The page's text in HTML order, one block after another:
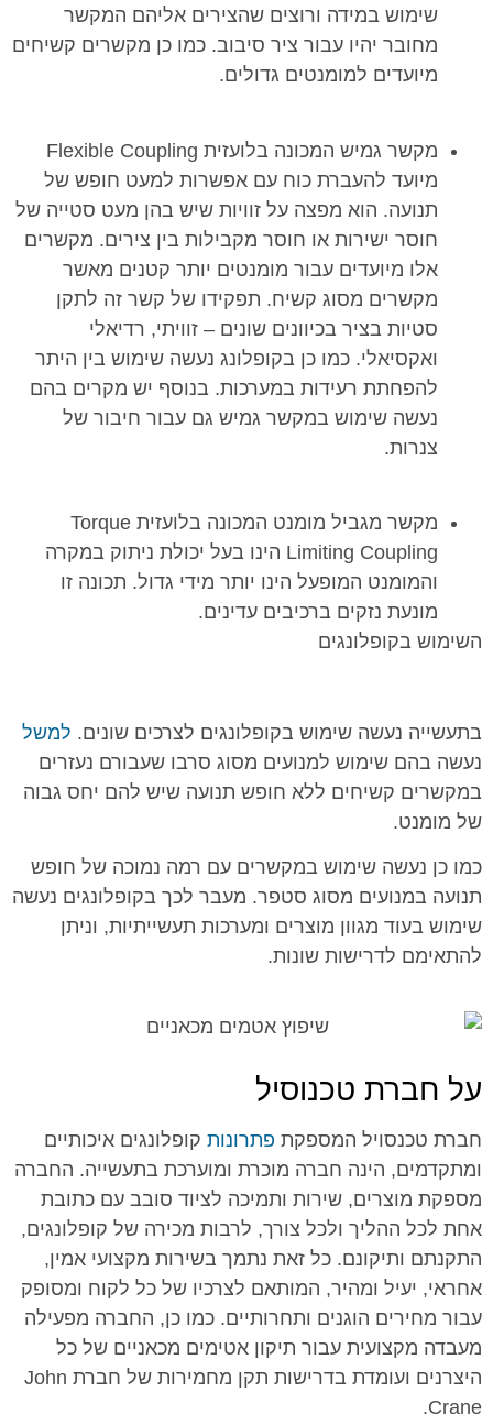
שימוש במידה ורוצים שהצירים אליהם המקשר
מחובר יהיו עבור ציר סיבוב. כמו כן מקשרים קשיחים
מיועדים למומנטים גדולים.
מקשר גמיש המכונה בלועזית Flexible Coupling
מיועד להעברת כוח עם אפשרות למעט חופש של
תנועה. הוא מפצה על זוויות שיש בהן מעט סטייה של
חוסר ישירות או חוסר מקבילות בין צירים. מקשרים
אלו מיועדים עבור מומנטים יותר קטנים מאשר
מקשרים מסוג קשיח. תפקידו של קשר זה לתקן
סטיות בציר בכיוונים שונים – זוויתי, רדיאלי
ואקסיאלי. כמו כן בקופלונג נעשה שימוש בין היתר
להפחתת רעידות במערכות. בנוסף יש מקרים בהם
נעשה שימוש במקשר גמיש גם עבור חיבור של
צנרות.
מקשר מגביל מומנט המכונה בלועזית Torque
Limiting Coupling הינו בעל יכולת ניתוק במקרה
והמומנט המופעל הינו יותר מידי גדול. תכונה זו
מונעת נזקים ברכיבים עדינים.
השימוש בקופלונגים
בתעשייה נעשה שימוש בקופלונגים לצרכים שונים. למשל
נעשה בהם שימוש למנועים מסוג סרבו שעבורם נעזרים
במקשרים קשיחים ללא חופש תנועה שיש להם יחס גבוה
של מומנט.
כמו כן נעשה שימוש במקשרים עם רמה נמוכה של חופש
תנועה במנועים מסוג סטפר. מעבר לכך בקופלונגים נעשה
שימוש בעוד מגוון מוצרים ומערכות תעשייתיות, וניתן
להתאימם לדרישות שונות.
על חברת טכנוסיל
חברת טכנסויל המספקת פתרונות קופלונגים איכותיים
ומתקדמים, הינה חברה מוכרת ומוערכת בתעשייה. החברה
מספקת מוצרים, שירות ותמיכה לציוד סובב עם כתובת
אחת לכל ההליך ולכל צורך, לרבות מכירה של קופלונגים,
התקנתם ותיקונם. כל זאת נתמך בשירות מקצועי אמין,
אחראי, יעיל ומהיר, המותאם לצרכיו של כל לקוח ומסופק
עבור מחירים הוגנים ותחרותיים. כמו כן, החברה מפעילה
מעבדה מקצועית עבור תיקון אטימים מכאניים של כל
היצרנים ועומדת בדרישות תקן מחמירות של חברת John
Crane.